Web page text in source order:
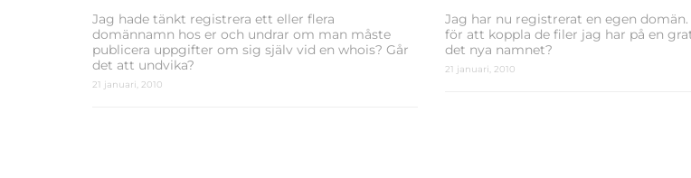
Jag hade tänkt registrera ett eller flera
domännamn hos er och undrar om man måste
publicera uppgifter om sig själv vid en whois? Går
det att undvika?
21 januari, 2010
Jag har nu registrerat en egen
för att koppla de filer jag har på en
det nya namnet?
21 januari, 2010